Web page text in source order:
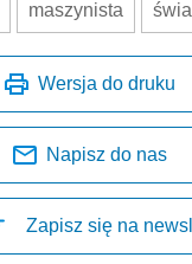
maszynista
Wersja do druku
Napisz do nas
Zapisz się na